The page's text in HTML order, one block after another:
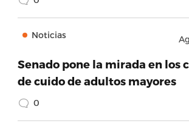
Noticias
Senado pone la mirada en los
de cuido de adultos mayores
0